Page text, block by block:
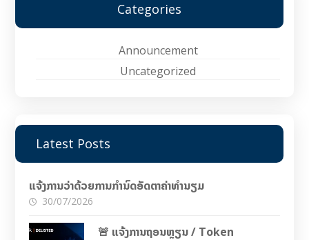
Categories
Announcement
Uncategorized
Latest Posts
ແຈ້ງການວ່າດ້ວຍການກຳນົດອັດຕາຄ່າທຳນຽມ
30/07/2026
🚨 ແຈ້ງການຖອນຫຼຽນ / Token